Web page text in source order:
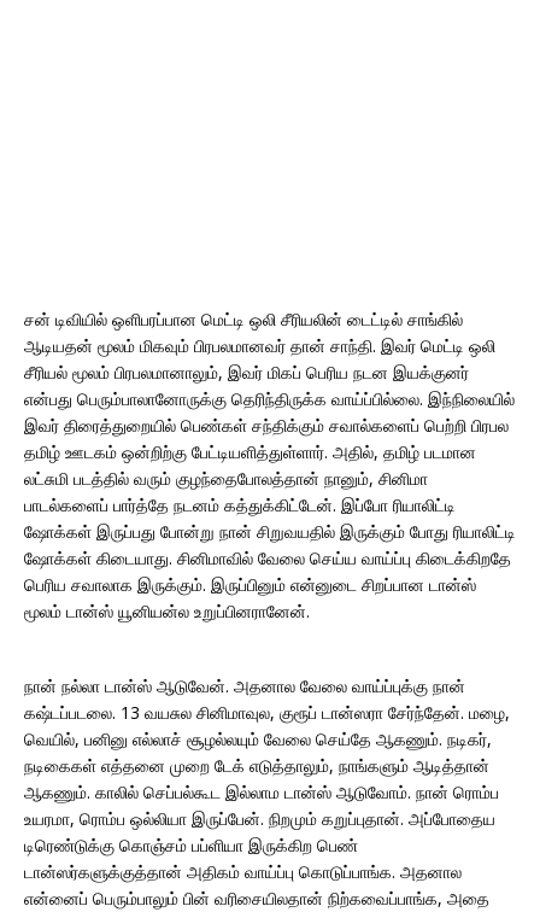
சன் டிவியில் ஒளிபரப்பான மெட்டி ஒலி சீரியலின் டைட்டில் சாங்கில்
ஆடியதன் மூலம் மிகவும் பிரபலமானவர் தான் சாந்தி. இவர் மெட்டி ஒலி
சீரியல் மூலம் பிரபலமானாலும், இவர் மிகப் பெரிய நடன இயக்குனர்
என்பது பெரும்பாலானோருக்கு தெரிந்திருக்க வாய்ப்பில்லை. இந்நிலையில்
இவர் திரைத்துறையில் பெண்கள் சந்திக்கும் சவால்களைப் பெற்றி பிரபல
தமிழ் ஊடகம் ஒன்றிற்கு பேட்டியளித்துள்ளார். அதில், தமிழ் படமான
லட்சுமி படத்தில் வரும் குழந்தைபோலத்தான் நானும், சினிமா
பாடல்களைப் பார்த்தே நடனம் கத்துக்கிட்டேன். இப்போ ரியாலிட்டி
ஷோக்கள் இருப்பது போன்று நான் சிறுவயதில் இருக்கும் போது ரியாலிட்டி
ஷோக்கள் கிடையாது. சினிமாவில் வேலை செய்ய வாய்ப்பு கிடைக்கிறதே
பெரிய சவாலாக இருக்கும். இருப்பினும் என்னுடை சிறப்பான டான்ஸ்
மூலம் டான்ஸ் யூனியன்ல உறுப்பினரானேன்.
நான் நல்லா டான்ஸ் ஆடுவேன். அதனால வேலை வாய்ப்புக்கு நான்
கஷ்டப்படலை. 13 வயசுல சினிமாவுல, குரூப் டான்ஸரா சேர்ந்தேன். மழை,
வெயில், பனினு எல்லாச் சூழல்லயும் வேலை செய்தே ஆகணும். நடிகர்,
நடிகைகள் எத்தனை முறை டேக் எடுத்தாலும், நாங்களும் ஆடித்தான்
ஆகணும். காலில் செப்பல்கூட இல்லாம டான்ஸ் ஆடுவோம். நான் ரொம்ப
உயரமா, ரொம்ப ஒல்லியா இருப்பேன். நிறமும் கறுப்புதான். அப்போதைய
டிரெண்டுக்கு கொஞ்சம் பப்ளியா இருக்கிற பெண்
டான்ஸர்களுக்குத்தான் அதிகம் வாய்ப்பு கொடுப்பாங்க. அதனால
என்னைப் பெரும்பாலும் பின் வரிசையிலதான் நிற்கவைப்பாங்க, அதை